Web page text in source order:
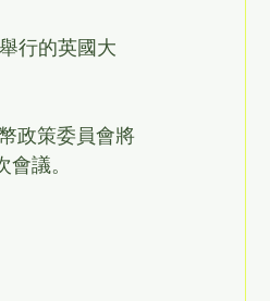
行的英國大
政策委員會將
議。